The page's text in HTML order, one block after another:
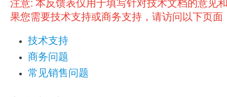
注意: 本反馈表仅用于填写针对技术文档的意见
果您需要技术支持或商务支持，请访问以下页面
技术支持
商务问题
常见销售问题